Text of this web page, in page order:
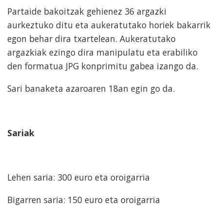
Partaide bakoitzak gehienez 36 argazki
aurkeztuko ditu eta aukeratutako horiek bakarrik
egon behar dira txartelean. Aukeratutako
argazkiak ezingo dira manipulatu eta erabiliko
den formatua JPG konprimitu gabea izango da.
Sari banaketa azaroaren 18an egin go da.
Sariak
Lehen saria: 300 euro eta oroigarria
Bigarren saria: 150 euro eta oroigarria